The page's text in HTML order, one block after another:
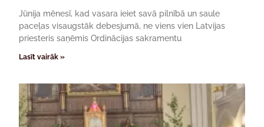
Jūnija mēnesī, kad vasara ieiet savā pilnībā un saule
paceļas visaugstāk debesjumā, ne viens vien Latvijas
priesteris saņēmis Ordinācijas sakramentu
Lasīt vairāk »